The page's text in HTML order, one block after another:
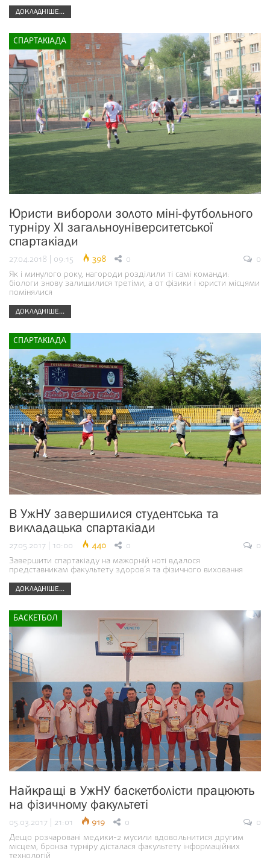
ДОКЛАДНІШЕ...
СПАРТАКІАДА
Юристи вибороли золото міні-футбольного
турніру ХІ загальноуніверситетської
спартакіади
27.04.2018 | 09:15 398 0
0
Як і минулого року, нагороди розділили ті самі команди:
біологи знову залишилися третіми, а от фізики і юристи місцями
помінялися
ДОКЛАДНІШЕ...
СПАРТАКІАДА
В УжНУ завершилися студентська та
викладацька спартакіади
27.05.2017 | 10:00 440 0
0
Завершити спартакіаду на мажорній ноті вдалося
представникам факультету здоров’я та фізичного виховання
ДОКЛАДНІШЕ...
БАСКЕТБОЛ
Найкращі в УжНУ баскетболісти працюють
на фізичному факультеті
05.03.2017 | 21:01 919 0
0
Дещо розчаровані медики-2 мусили вдовольнитися другим
місцем, бронза турніру дісталася факультету інформаційних
технологій